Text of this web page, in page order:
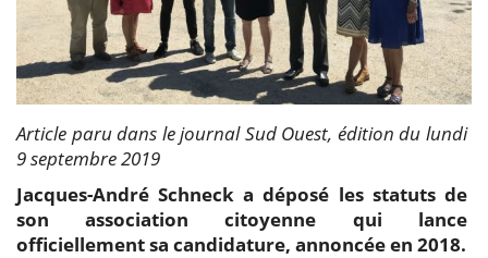
Article paru dans le journal Sud Ouest, édition du lundi
9 septembre 2019
Jacques-André Schneck a déposé les statuts de
son association citoyenne qui lance
officiellement sa candidature, annoncée en 2018.